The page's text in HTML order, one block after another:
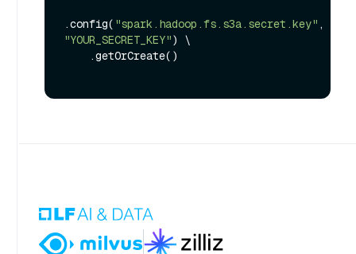
.config( "spark.hadoop.fs.s3a.secret.key"
"YOUR_SECRET_KEY") \